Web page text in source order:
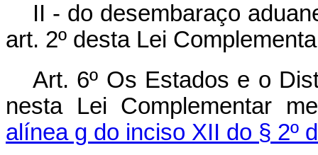
II - do desembaraço
art. 2º desta Lei
Art. 6º Os Estados e o
nesta Lei Complementar
alínea g do inciso XII do § 2º